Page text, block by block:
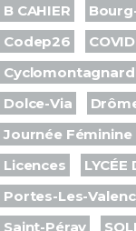
B CAHIER
Codep26
Dolce-Via
Journée Féminine
Licences
LYCÉE
Portes-Les-
Saint-Péray